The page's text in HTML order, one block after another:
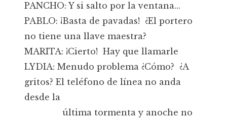
PANCHO: Y si salto por la ventana...
PABLO: ¡Basta de pavadas! ¿El portero
no tiene una llave maestra?
MARITA: ¡Cierto! Hay que llamarle
LYDIA: Menudo problema ¿Cómo? ¿A
gritos? El teléfono de línea no anda
desde la
última tormenta y anoche no